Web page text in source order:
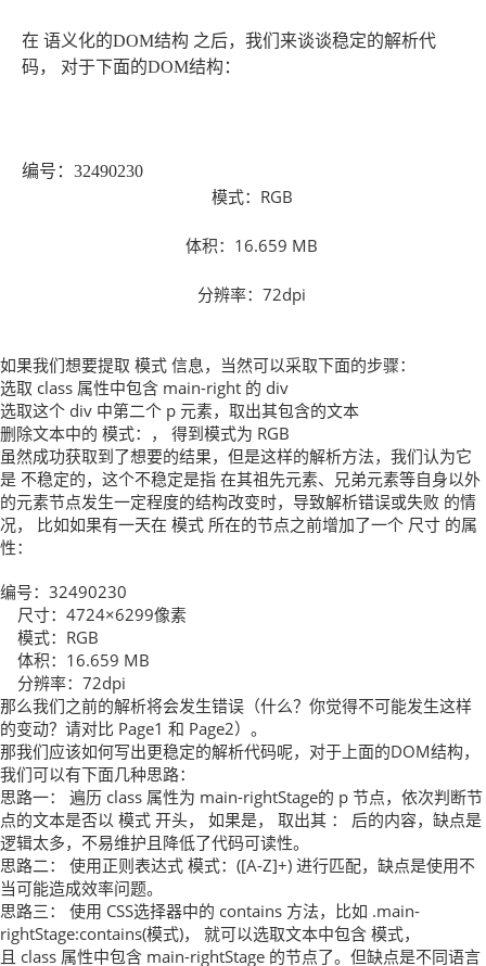
在 语义化的DOM结构 之后，我们来谈谈稳定的解析代
码， 对于下面的DOM结构：
编号：32490230
模式：RGB
体积：16.659 MB
分辨率：72dpi
如果我们想要提取 模式 信息，当然可以采取下面的步骤：
选取 class 属性中包含 main-right 的 div
选取这个 div 中第二个 p 元素，取出其包含的文本
删除文本中的 模式：， 得到模式为 RGB
虽然成功获取到了想要的结果，但是这样的解析方法，我们认为它
是 不稳定的，这个不稳定是指 在其祖先元素、兄弟元素等自身以外
的元素节点发生一定程度的结构改变时，导致解析错误或失败 的情
况， 比如如果有一天在 模式 所在的节点之前增加了一个 尺寸 的属
性：
编号：32490230
尺寸：4724×6299像素
模式：RGB
体积：16.659 MB
分辨率：72dpi
那么我们之前的解析将会发生错误（什么？你觉得不可能发生这样
的变动？请对比 Page1 和 Page2）。
那我们应该如何写出更稳定的解析代码呢，对于上面的DOM结构，
我们可以有下面几种思路：
思路一： 遍历 class 属性为 main-rightStage的 p 节点，依次判断节
点的文本是否以 模式 开头， 如果是， 取出其 ： 后的内容，缺点是
逻辑太多，不易维护且降低了代码可读性。
思路二： 使用正则表达式 模式：([A-Z]+) 进行匹配，缺点是使用不
当可能造成效率问题。
思路三： 使用 CSS选择器中的 contains 方法，比如 .main-
rightStage:contains(模式)， 就可以选取文本中包含 模式，
且 class 属性中包含 main-rightStage 的节点了。但缺点是不同语言